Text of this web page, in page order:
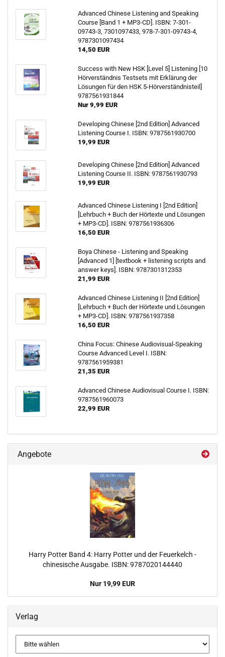
Advanced Chinese Listening and Speaking
Course [Band 1 + MP3-CD]. ISBN: 7-301-
09743-3, 7301097433, 978-7-301-09743-4,
9787301097434
14,50 EUR
Success with New HSK [Level 5] Listening [10
Hörverständnis Testsets mit Erklärung der
Lösungen für den HSK 5-Hörverständnisteil]
9787561931844
Nur 9,99 EUR
Developing Chinese [2nd Edition] Advanced
Listening Course I. ISBN: 9787561930700
19,99 EUR
Developing Chinese [2nd Edition] Advanced
Listening Course II. ISBN: 9787561930793
19,99 EUR
Advanced Chinese Listening I [2nd Edition]
[Lehrbuch + Buch der Hörtexte und Lösungen
+ MP3-CD]. ISBN: 9787561936306
16,50 EUR
Boya Chinese - Listening and Speaking
[Advanced 1] [textbook + listening scripts and
answer keys]. ISBN: 9787301312353
21,99 EUR
Advanced Chinese Listening II [2nd Edition]
[Lehrbuch + Buch der Hörtexte und Lösungen
+ MP3-CD]. ISBN: 9787561937358
16,50 EUR
China Focus: Chinese Audiovisual-Speaking
Course Advanced Level I. ISBN:
9787561959381
21,35 EUR
Advanced Chinese Audiovisual Course I. ISBN:
9787561960073
22,99 EUR
Angebote
Harry Potter Band 4: Harry Potter und der Feuerkelch -
chinesische Ausgabe. ISBN: 9787020144440
Nur 19,99 EUR
Verlag